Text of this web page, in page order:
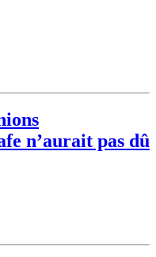
n’aurait pas dû